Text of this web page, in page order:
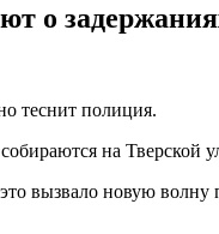
о
теснит полиция.
на Тверской
вызвало новую волну